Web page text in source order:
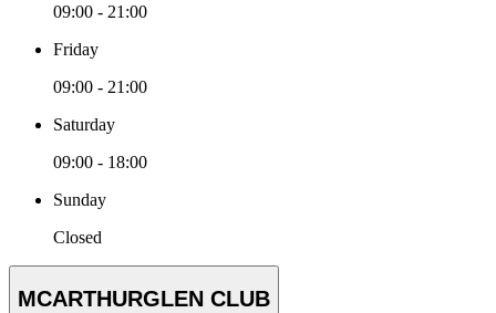
09:00 - 21:00
Friday
09:00 - 21:00
Saturday
09:00 - 18:00
Sunday
Closed
MCARTHURGLEN CLUB